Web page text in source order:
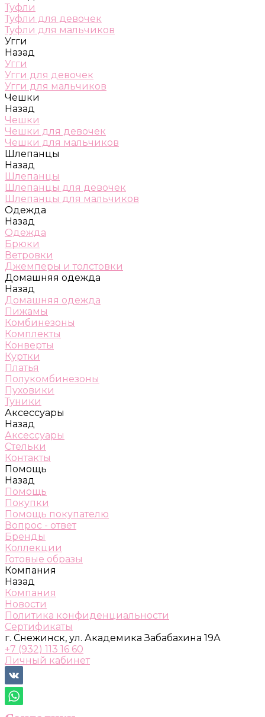
Туфли
Туфли для девочек
Туфли для мальчиков
Угги
Назад
Угги
Угги для девочек
Угги для мальчиков
Чешки
Назад
Чешки
Чешки для девочек
Чешки для мальчиков
Шлепанцы
Назад
Шлепанцы
Шлепанцы для девочек
Шлепанцы для мальчиков
Одежда
Назад
Одежда
Брюки
Ветровки
Джемперы и толстовки
Домашняя одежда
Назад
Домашняя одежда
Пижамы
Комбинезоны
Комплекты
Конверты
Куртки
Платья
Полукомбинезоны
Пуховики
Туники
Аксессуары
Назад
Аксессуары
Стельки
Контакты
Помощь
Назад
Помощь
Покупки
Помощь покупателю
Вопрос - ответ
Бренды
Коллекции
Готовые образы
Компания
Назад
Компания
Новости
Политика конфиденциальности
Сертификаты
г. Снежинск, ул. Академика Забабахина 19А
+7 (932) 113 16 60
Личный кабинет